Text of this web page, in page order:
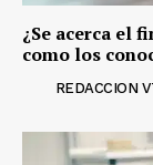
¿Se acerca el
como los
REDACCION